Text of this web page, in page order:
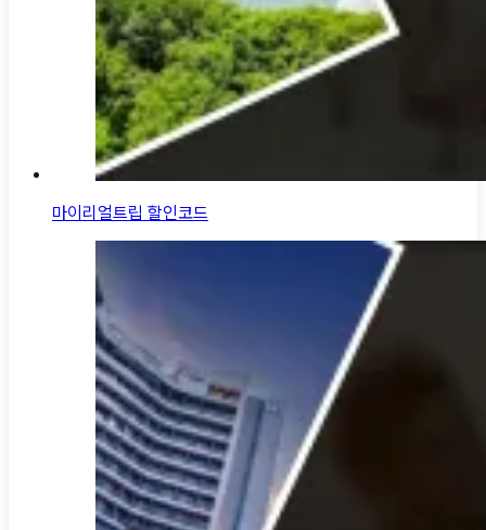
마이리얼트립 할인코드